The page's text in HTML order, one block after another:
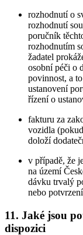
rozhodnutí o
rozhodnutí
poručník
rozhodnutím
žadatel
osobní péči o
povinnost, a
ustanovení
řízení o
fakturu za
vozidla
doloží
v případě, že
na území
dávku trvalý
nebo
11. Jaké jsou
dispozici